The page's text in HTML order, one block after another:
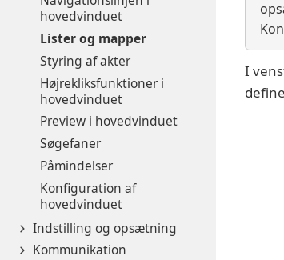
hovedvinduet
Lister og mapper
Styring af akter
Højrekliksfunktioner i
hovedvinduet
Preview i hovedvinduet
Søgefaner
Påmindelser
Konfiguration af
hovedvinduet
Indstilling og opsætning
Kommunikation
I